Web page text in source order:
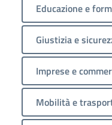
Educazione e
Giustizia e
Imprese e
Mobilità e